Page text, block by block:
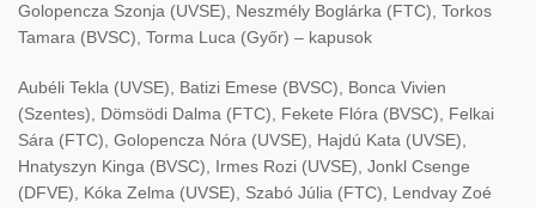
Golopencza Szonja (UVSE), Neszmély Boglárka (FTC), Torkos
Tamara (BVSC), Torma Luca (Győr) – kapusok
Aubéli Tekla (UVSE), Batizi Emese (BVSC), Bonca Vivien
(Szentes), Dömsödi Dalma (FTC), Fekete Flóra (BVSC), Felkai
Sára (FTC), Golopencza Nóra (UVSE), Hajdú Kata (UVSE),
Hnatyszyn Kinga (BVSC), Irmes Rozi (UVSE), Jonkl Csenge
(DFVE), Kóka Zelma (UVSE), Szabó Júlia (FTC), Lendvay Zoé